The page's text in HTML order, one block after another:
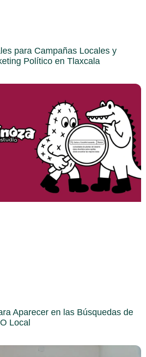
para Campañas Locales y
Político en Tlaxcala
Aparecer en las Búsquedas de
Local